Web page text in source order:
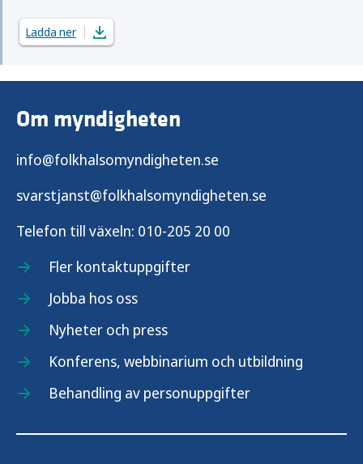
Ladda ner
Om myndigheten
info@folkhalsomyndigheten.se
svarstjanst@folkhalsomyndigheten.se
Telefon till växeln: 010-205 20 00
Fler kontaktuppgifter
Jobba hos oss
Nyheter och press
Konferens, webbinarium och utbildning
Behandling av personuppgifter